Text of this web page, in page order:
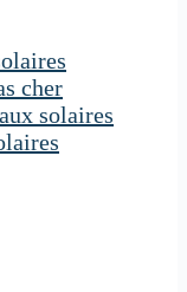
cher
solaires